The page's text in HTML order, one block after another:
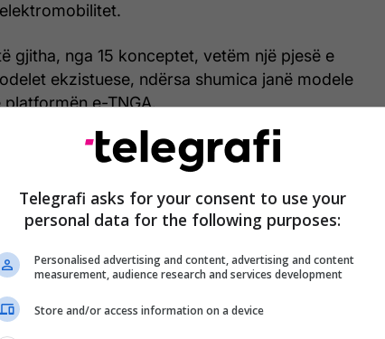
gjitha, nga 15 konceptet, vetëm një pjesë e
ekzistuese, ndërsa shumica janë modele
e-TNGA.
Telegrafi asks for your consent to use your
personal data for the following purposes:
Personalised advertising and content, advertising and content
measurement, audience research and services development
Store and/or access information on a device